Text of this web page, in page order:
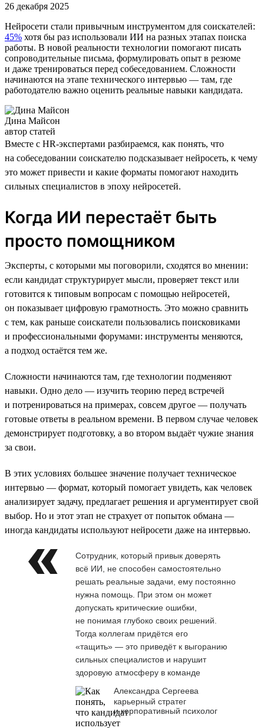
26 декабря 2025
Нейросети стали привычным инструментом для соискателей:
45% хотя бы раз использовали ИИ на разных этапах поиска
работы. В новой реальности технологии помогают писать
сопроводительные письма, формулировать опыт в резюме
и даже тренироваться перед собеседованием. Сложности
начинаются на этапе технического интервью — там, где
работодателю важно оценить реальные навыки кандидата.
Дина Майсон
автор статей
Вместе с HR-экспертами разбираемся, как понять, что
на собеседовании соискателю подсказывает нейросеть, к чему
это может привести и какие форматы помогают находить
сильных специалистов в эпоху нейросетей.
Когда ИИ перестаёт быть
просто помощником
Эксперты, с которыми мы поговорили, сходятся во мнении:
если кандидат структурирует мысли, проверяет текст или
готовится к типовым вопросам с помощью нейросетей,
он показывает цифровую грамотность. Это можно сравнить
с тем, как раньше соискатели пользовались поисковиками
и профессиональными форумами: инструменты меняются,
а подход остаётся тем же.
Сложности начинаются там, где технологии подменяют
навыки. Одно дело — изучить теорию перед встречей
и потренироваться на примерах, совсем другое — получать
готовые ответы в реальном времени. В первом случае человек
демонстрирует подготовку, а во втором выдаёт чужие знания
за свои.
В этих условиях большее значение получает техническое
интервью — формат, который помогает увидеть, как человек
анализирует задачу, предлагает решения и аргументирует свой
выбор. Но и этот этап не страхует от попыток обмана —
иногда кандидаты используют нейросети даже на интервью.
Сотрудник, который привык доверять
всё ИИ, не способен самостоятельно
решать реальные задачи, ему постоянно
нужна помощь. При этом он может
допускать критические ошибки,
не понимая глубоко своих решений.
Тогда коллегам придётся его
«тащить» — это приведёт к выгоранию
сильных специалистов и нарушит
здоровую атмосферу в команде
Александра Сергеева
карьерный стратег
и корпоративный психолог